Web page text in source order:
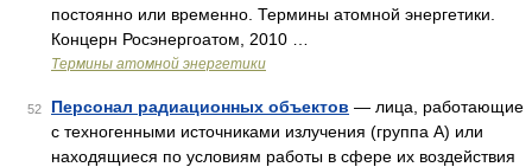
постоянно или временно. Термины атомной энергетики.
Концерн Росэнергоатом, 2010 …
Термины атомной энергетики
52 Персонал радиационных объектов — лица, работающие
с техногенными источниками излучения (группа А) или
находящиеся по условиям работы в сфере их воздействия